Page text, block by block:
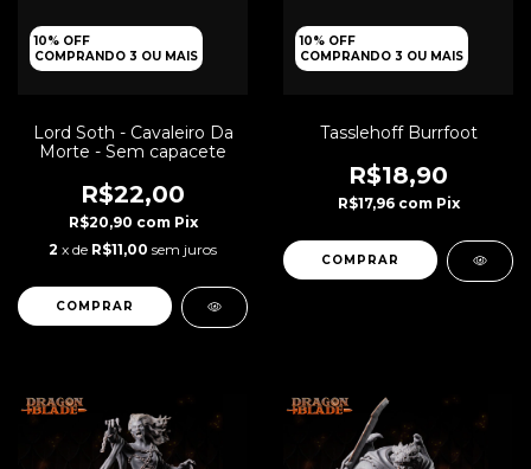
10% OFF
COMPRANDO 3 OU MAIS
Lord Soth - Cavaleiro Da
Morte - Sem capacete
R$22,00
R$20,90 com Pix
2 x de R$11,00 sem juros
10% OFF
COMPRANDO 3 OU MAIS
Tasslehoff Burrfoot
R$18,90
R$17,96 com Pix